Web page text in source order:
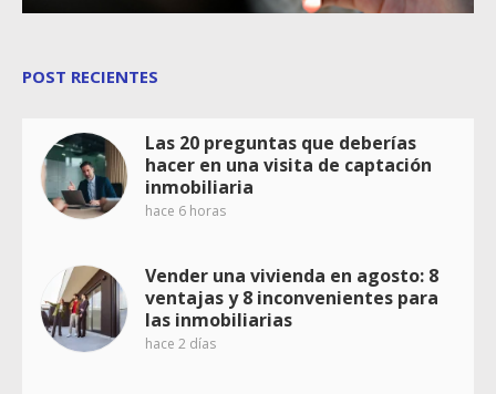
POST RECIENTES
Las 20 preguntas que deberías
hacer en una visita de captación
inmobiliaria
hace 6 horas
Vender una vivienda en agosto: 8
ventajas y 8 inconvenientes para
las inmobiliarias
hace 2 días